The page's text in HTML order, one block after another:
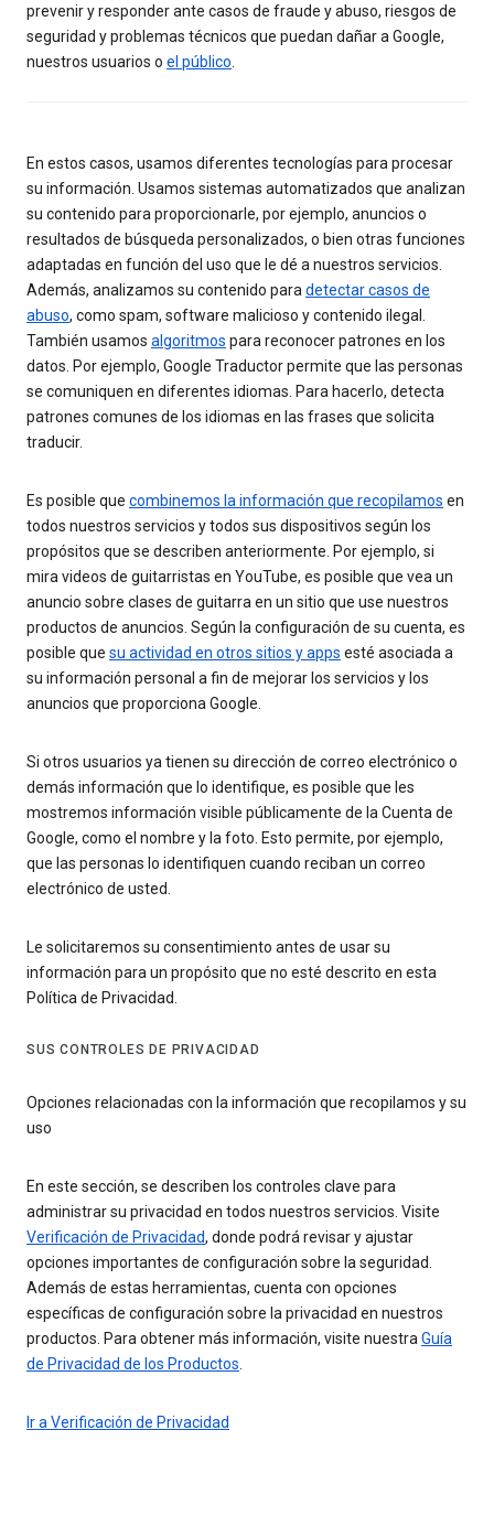
prevenir y responder ante casos de fraude y abuso, riesgos de
seguridad y problemas técnicos que puedan dañar a Google,
nuestros usuarios o el público
En estos casos, usamos diferentes tecnologías para procesar
su información. Usamos sistemas automatizados que analizan
su contenido para proporcionarle, por ejemplo, anuncios o
resultados de búsqueda personalizados, o bien otras funciones
adaptadas en función del uso que le dé a nuestros servicios.
Además, analizamos su contenido para detectar casos de
abuso, como spam, software malicioso y contenido ilegal.
También usamos algoritmos para reconocer patrones en los
datos. Por ejemplo, Google Traductor permite que las personas
se comuniquen en diferentes idiomas. Para hacerlo, detecta
patrones comunes de los idiomas en las frases que solicita
traducir.
Es posible que combinemos la información que recopilamos en
todos nuestros servicios y todos sus dispositivos según los
propósitos que se describen anteriormente. Por ejemplo, si
mira videos de guitarristas en YouTube, es posible que vea un
anuncio sobre clases de guitarra en un sitio que use nuestros
productos de anuncios. Según la configuración de su cuenta, es
posible que su actividad en otros sitios y apps esté asociada a
su información personal a fin de mejorar los servicios y los
anuncios que proporciona Google.
Si otros usuarios ya tienen su dirección de correo electrónico o
demás información que lo identifique, es posible que les
mostremos información visible públicamente de la Cuenta de
Google, como el nombre y la foto. Esto permite, por ejemplo,
que las personas lo identifiquen cuando reciban un correo
electrónico de usted.
Le solicitaremos su consentimiento antes de usar su
información para un propósito que no esté descrito en esta
Política de Privacidad.
SUS CONTROLES DE PRIVACIDAD
Opciones relacionadas con la información que recopilamos y su
uso
En este sección, se describen los controles clave para
administrar su privacidad en todos nuestros servicios. Visite
Verificación de Privacidad, donde podrá revisar y ajustar
opciones importantes de configuración sobre la seguridad.
Además de estas herramientas, cuenta con opciones
específicas de configuración sobre la privacidad en nuestros
productos. Para obtener más información, visite nuestra Guía
de Privacidad de los Productos
Ir a Verificación de Privacidad